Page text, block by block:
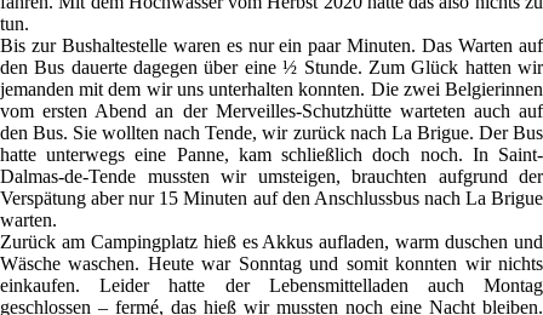
tun.
Bis zur Bushaltestelle waren es nur ein paar Minuten. Das Warten auf
den Bus dauerte dagegen über eine ½ Stunde. Zum Glück hatten wir
jemanden mit dem wir uns unterhalten konnten. Die zwei Belgierinnen
vom ersten Abend an der Merveilles-Schutzhütte warteten auch auf
den Bus. Sie wollten nach Tende, wir zurück nach La Brigue. Der Bus
hatte unterwegs eine Panne, kam schließlich doch noch. In Saint-
Dalmas-de-Tende mussten wir umsteigen, brauchten aufgrund der
Verspätung aber nur 15 Minuten auf den Anschlussbus nach La Brigue
warten.
Zurück am Campingplatz hieß es Akkus aufladen, warm duschen und
Wäsche waschen. Heute war Sonntag und somit konnten wir nichts
einkaufen. Leider hatte der Lebensmittelladen auch Montag
geschlossen – fermé, das hieß wir mussten noch eine Nacht bleiben.